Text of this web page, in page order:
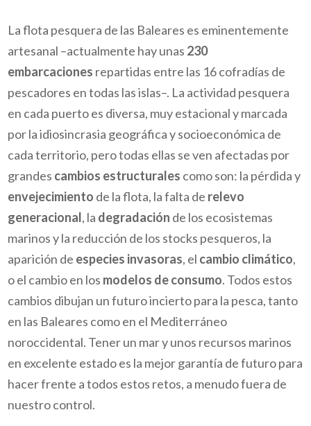
La flota pesquera de las Baleares es eminentemente
artesanal –actualmente hay unas 230
embarcaciones repartidas entre las 16 cofradías de
pescadores en todas las islas–. La actividad pesquera
en cada puerto es diversa, muy estacional y marcada
por la idiosincrasia geográfica y socioeconómica de
cada territorio, pero todas ellas se ven afectadas por
grandes cambios estructurales como son: la pérdida y
envejecimiento de la flota, la falta de relevo
generacional, la degradación de los ecosistemas
marinos y la reducción de los stocks pesqueros, la
aparición de especies invasoras, el cambio climático,
o el cambio en los modelos de consumo. Todos estos
cambios dibujan un futuro incierto para la pesca, tanto
en las Baleares como en el Mediterráneo
noroccidental. Tener un mar y unos recursos marinos
en excelente estado es la mejor garantía de futuro para
hacer frente a todos estos retos, a menudo fuera de
nuestro control.